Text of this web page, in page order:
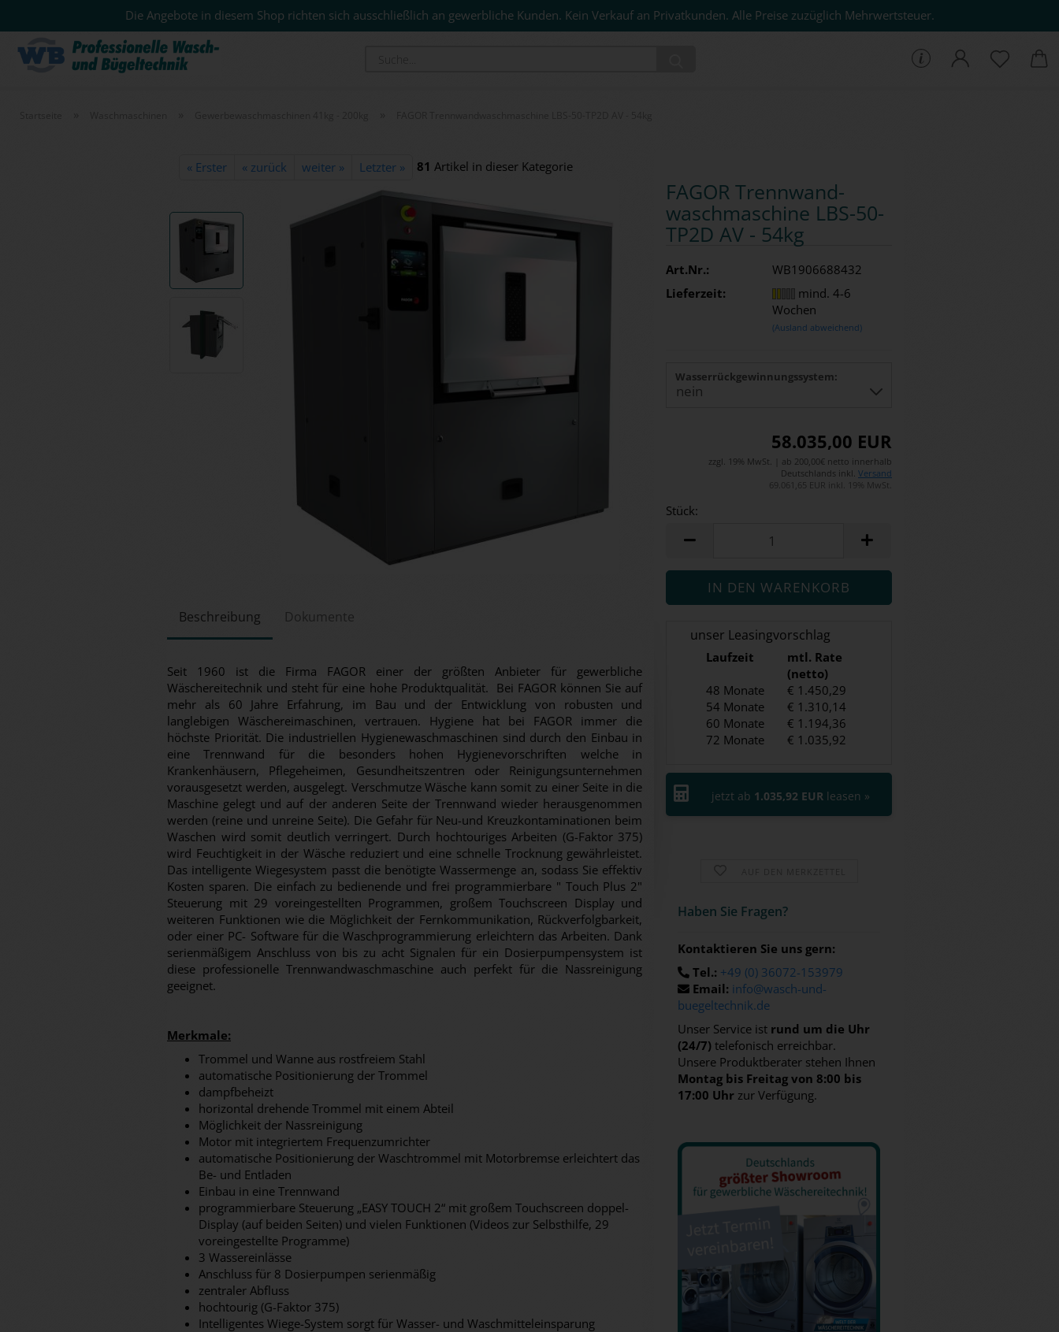
Die Angebote in diesem Shop richten sich ausschließlich an gewerbliche Kunden. Kein Verkauf an Privatkunden. Alle Preise zuzüglich Mehrwertsteuer.
« Erster « zurück weiter » Letzter » 81 Artikel in dieser Kategorie
FAGOR Trenn­wand­
wasch­ma­schi­ne LBS-​50-
TP2D AV - 54kg
Art.Nr.:
WB1906688432
Lieferzeit:
mind. 4-6
Wochen
(Ausland abweichend)
Wasserrückgewinnungssystem:
58.035,00 EUR
zzgl. 19% MwSt. | ab 200,00€ netto innerhalb
Deutschlands inkl. Versand
69.061,65 EUR inkl. 19% MwSt.
Stück:
Stück
unser Leasingvorschlag
Laufzeit
mtl. Rate
(netto)
48 Monate
€ 1.450,29
54 Monate
€ 1.310,14
60 Monate
€ 1.194,36
72 Monate
€ 1.035,92
jetzt ab 1.035,92 EURleasen »
Haben Sie Fra­gen?
Kontaktieren Sie uns gern:
Tel.: +49 (0) 36072-153979
Email: info@wasch-und-
buegeltechnik.de
Unser Service ist rund um die Uhr
(24/7) telefonisch erreichbar.
Unsere Produktberater stehen Ihnen
Montag bis Freitag von 8:00 bis
17:00 Uhr zur Verfügung.
Beschreibung Dokumente
Seit 1960 ist die Firma FAGOR einer der größten Anbieter für gewerbliche
Wäschereitechnik und steht für eine hohe Produktqualität. Bei FAGOR können Sie auf
mehr als 60 Jahre Erfahrung, im Bau und der Entwicklung von robusten und
langlebigen Wäschereimaschinen, vertrauen. Hygiene hat bei FAGOR immer die
höchste Priorität. Die industriellen Hygienewaschmaschinen sind durch den Einbau in
eine Trennwand für die besonders hohen Hygienevorschriften welche in
Krankenhäusern, Pflegeheimen, Gesundheitszentren oder Reinigungsunternehmen
vorausgesetzt werden, ausgelegt. Verschmutze Wäsche kann somit zu einer Seite in die
Maschine gelegt und auf der anderen Seite der Trennwand wieder herausgenommen
werden (reine und unreine Seite). Die Gefahr für Neu-und Kreuzkontaminationen beim
Waschen wird somit deutlich verringert. Durch hochtouriges Arbeiten (G-Faktor 375)
wird Feuchtigkeit in der Wäsche reduziert und eine schnelle Trocknung gewährleistet.
Das intelligente Wiegesystem passt die benötigte Wassermenge an, sodass Sie effektiv
Kosten sparen. Die einfach zu bedienende und frei programmierbare " Touch Plus 2"
Steuerung mit 29 voreingestellten Programmen, großem Touchscreen Display und
weiteren Funktionen wie die Möglichkeit der Fernkommunikation, Rückverfolgbarkeit,
oder einer PC- Software für die Waschprogrammierung erleichtern das Arbeiten. Dank
serienmäßigem Anschluss von bis zu acht Signalen für ein Dosierpumpensystem ist
diese professionelle Trennwandwaschmaschine auch perfekt für die Nassreinigung
geeignet.
Merkmale:
Trommel und Wanne aus rostfreiem Stahl
automatische Positionierung der Trommel
dampfbeheizt
horizontal drehende Trommel mit einem Abteil
Möglichkeit der Nassreinigung
Motor mit integriertem Frequenzumrichter
automatische Positionierung der Waschtrommel mit Motorbremse erleichtert das
Be- und Entladen
Einbau in eine Trennwand
programmierbare Steuerung „EASY TOUCH 2“ mit großem Touchscreen doppel-
Display (auf beiden Seiten) und vielen Funktionen (Videos zur Selbsthilfe, 29
voreingestellte Programme)
3 Wassereinlässe
Anschluss für 8 Dosierpumpen serienmäßig
zentraler Abfluss
hochtourig (G-Faktor 375)
Intelligentes Wiege-System sorgt für Wasser- und Waschmitteleinsparung